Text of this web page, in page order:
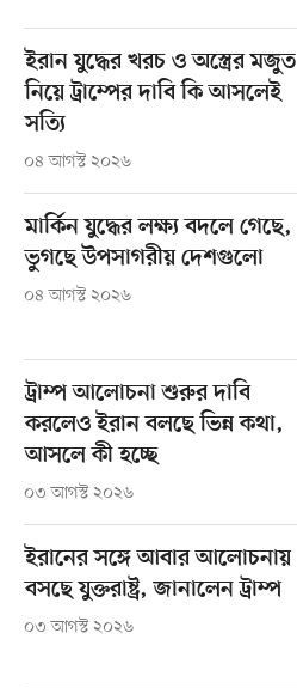
ইরান যুদ্ধের খরচ ও অস্ত্রের মজুত
নিয়ে ট্রাম্পের দাবি কি আসলেই
সত্যি
০৪ আগস্ট ২০২৬
মার্কিন যুদ্ধের লক্ষ্য বদলে গেছে,
ভুগছে উপসাগরীয় দেশগুলো
০৪ আগস্ট ২০২৬
ট্রাম্প আলোচনা শুরুর দাবি
করলেও ইরান বলছে ভিন্ন কথা,
আসলে কী হচ্ছে
০৩ আগস্ট ২০২৬
ইরানের সঙ্গে আবার আলোচনায়
বসছে যুক্তরাষ্ট্র, জানালেন ট্রাম্প
০৩ আগস্ট ২০২৬